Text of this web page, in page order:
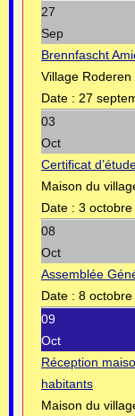
27
Sep
Brennfascht
Village Roderen
Date : 27
03
Oct
Certificat
Maison du
Date : 3
08
Oct
Assemblée
Date : 8
09
Oct
Réception
habitants
Maison du